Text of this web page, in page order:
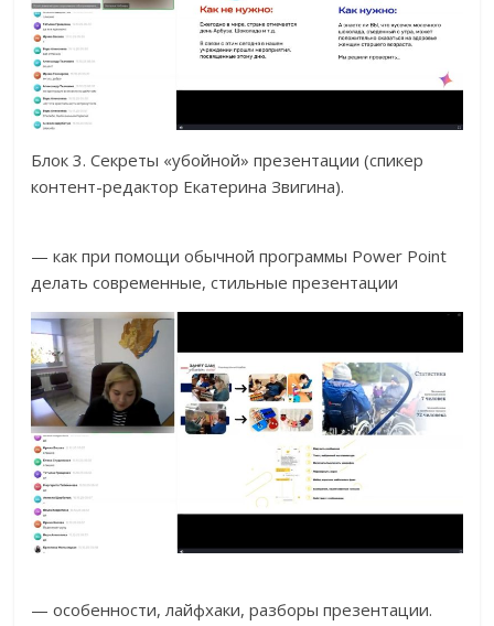
Блок 3. Секреты «убойной» презентации (спикер
контент-редактор Екатерина Звигина).
— как при помощи обычной программы Power Point
делать современные, стильные презентации
— особенности, лайфхаки, разборы презентации.